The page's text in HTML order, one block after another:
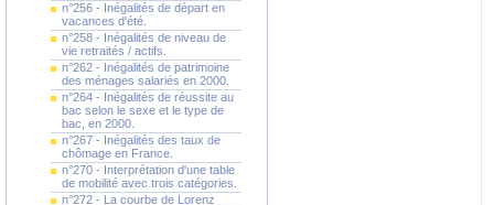
n°256 - Inégalités de départ en
vacances d'été.
n°258 - Inégalités de niveau de
vie retraités / actifs.
n°262 - Inégalités de patrimoine
des ménages salariés en 2000.
n°264 - Inégalités de réussite au
bac selon le sexe et le type de
bac, en 2000.
n°267 - Inégalités des taux de
chômage en France.
n°270 - Interprétation d'une table
de mobilité avec trois catégories.
n°272 - La courbe de Lorenz